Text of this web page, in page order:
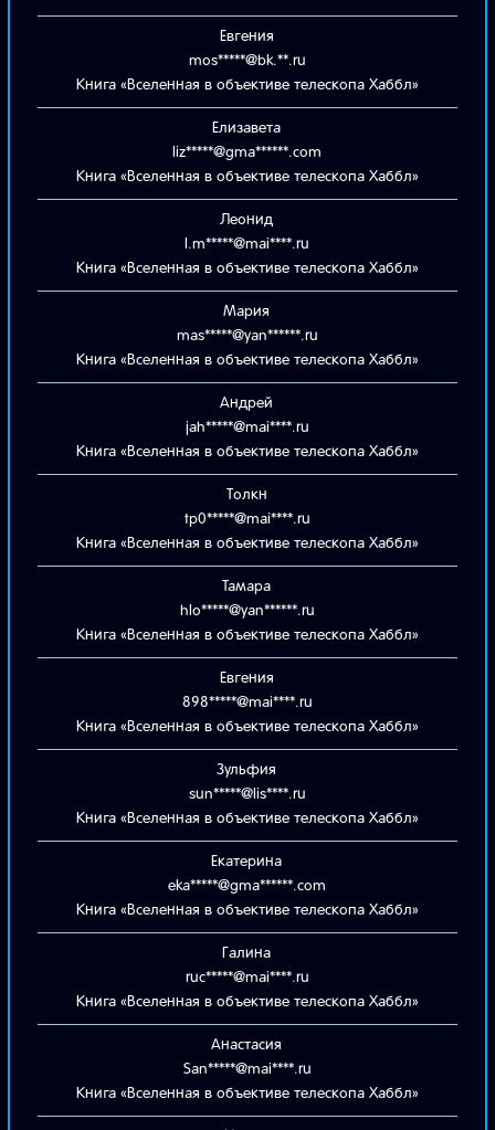
Евгения
mos*****@bk.**.ru
Книга «Вселенная в объективе телескопа Хаббл»
Елизавета
liz*****@gma******.com
Книга «Вселенная в объективе телескопа Хаббл»
Леонид
l.m*****@mai****.ru
Книга «Вселенная в объективе телескопа Хаббл»
Мария
mas*****@yan******.ru
Книга «Вселенная в объективе телескопа Хаббл»
Андрей
jah*****@mai****.ru
Книга «Вселенная в объективе телескопа Хаббл»
Толкн
tp0*****@mai****.ru
Книга «Вселенная в объективе телескопа Хаббл»
Тамара
hlo*****@yan******.ru
Книга «Вселенная в объективе телескопа Хаббл»
Евгения
898*****@mai****.ru
Книга «Вселенная в объективе телескопа Хаббл»
Зульфия
sun*****@lis****.ru
Книга «Вселенная в объективе телескопа Хаббл»
Екатерина
eka*****@gma******.com
Книга «Вселенная в объективе телескопа Хаббл»
Галина
ruc*****@mai****.ru
Книга «Вселенная в объективе телескопа Хаббл»
Анастасия
San*****@mai****.ru
Книга «Вселенная в объективе телескопа Хаббл»